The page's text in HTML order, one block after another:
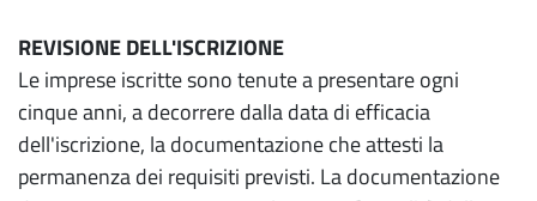
REVISIONE DELL'ISCRIZIONE
Le imprese iscritte sono tenute a presentare ogni
cinque anni, a decorrere dalla data di efficacia
dell'iscrizione, la documentazione che attesti la
permanenza dei requisiti previsti. La documentazione